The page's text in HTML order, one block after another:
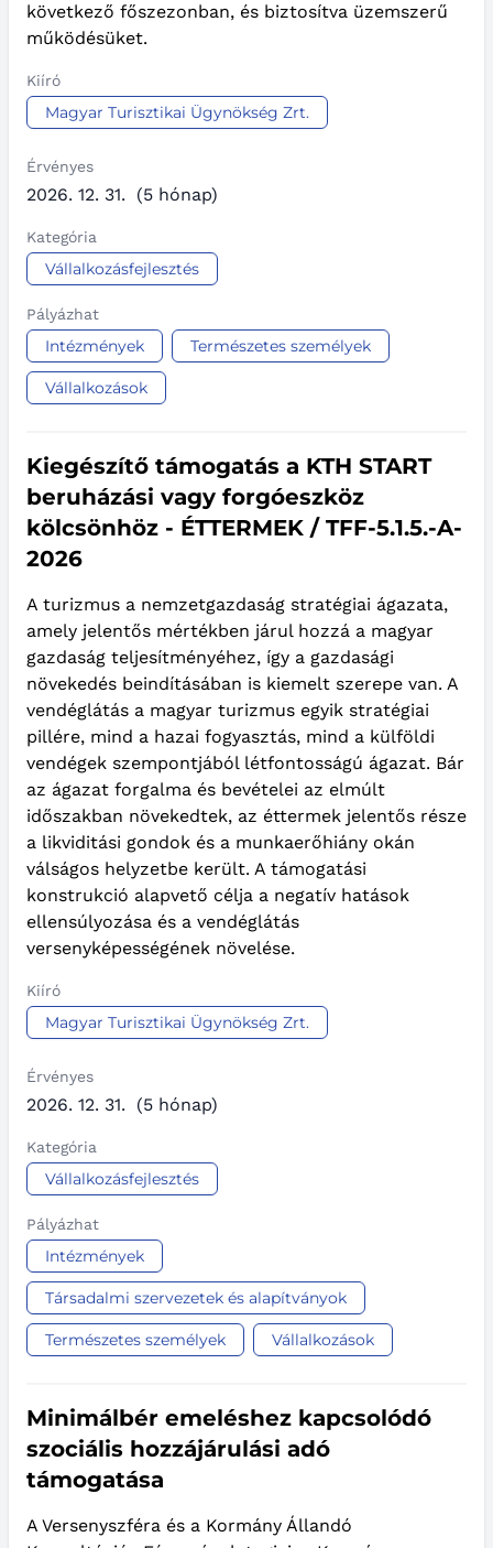
következő főszezonban, és biztosítva üzemszerű
működésüket.
Kiíró
Magyar Turisztikai Ügynökség Zrt.
Érvényes
2026. 12. 31. (5 hónap)
Kategória
Vállalkozásfejlesztés
Pályázhat
Intézmények Természetes személyek
Vállalkozások
Kiegészítő támogatás a KTH START
beruházási vagy forgóeszköz
kölcsönhöz - ÉTTERMEK / TFF-5.1.5.-A-
2026
A turizmus a nemzetgazdaság stratégiai ágazata,
amely jelentős mértékben járul hozzá a magyar
gazdaság teljesítményéhez, így a gazdasági
növekedés beindításában is kiemelt szerepe van. A
vendéglátás a magyar turizmus egyik stratégiai
pillére, mind a hazai fogyasztás, mind a külföldi
vendégek szempontjából létfontosságú ágazat. Bár
az ágazat forgalma és bevételei az elmúlt
időszakban növekedtek, az éttermek jelentős része
a likviditási gondok és a munkaerőhiány okán
válságos helyzetbe került. A támogatási
konstrukció alapvető célja a negatív hatások
ellensúlyozása és a vendéglátás
versenyképességének növelése.
Kiíró
Magyar Turisztikai Ügynökség Zrt.
Érvényes
2026. 12. 31. (5 hónap)
Kategória
Vállalkozásfejlesztés
Pályázhat
Intézmények
Társadalmi szervezetek és alapítványok
Természetes személyek Vállalkozások
Minimálbér emeléshez kapcsolódó
szociális hozzájárulási adó
támogatása
A Versenyszféra és a Kormány Állandó